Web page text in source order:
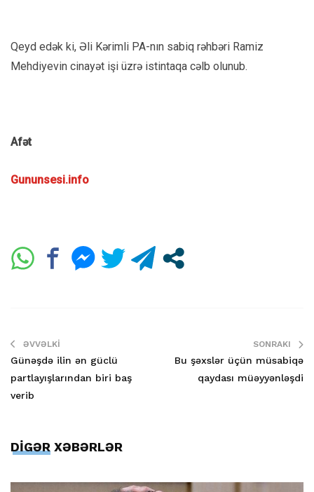
Qeyd edək ki, Əli Kərimli PA-nın sabiq rəhbəri Ramiz
Mehdiyevin cinayət işi üzrə istintaqa cəlb olunub.
Afət
Gununsesi.info
ƏVVƏLKI
Günəşdə ilin ən güclü
partlayışlarından biri baş
verib
SONRAKI
Bu şəxslər üçün müsabiqə
qaydası müəyyənləşdi
DİGƏR XƏBƏRLƏR